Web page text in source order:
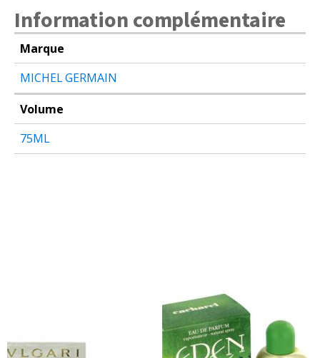
Information complémentaire
Marque
MICHEL GERMAIN
Volume
75ML